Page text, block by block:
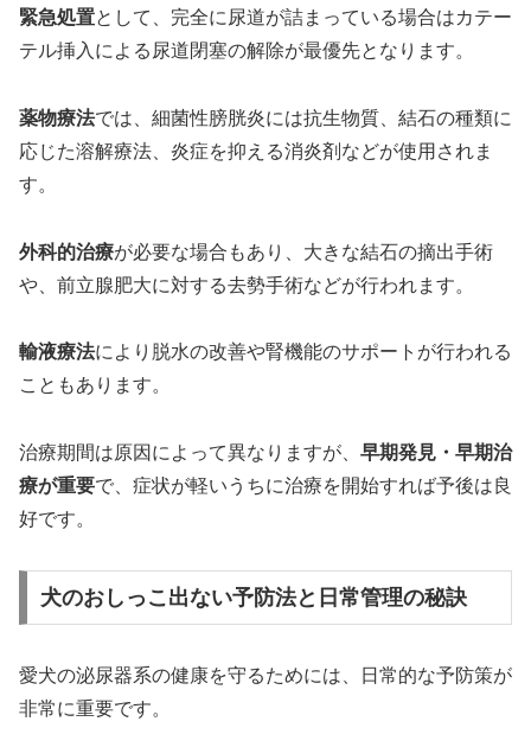
緊急処置として、完全に尿道が詰まっている場合はカテー
テル挿入による尿道閉塞の解除が最優先となります。
薬物療法では、細菌性膀胱炎には抗生物質、結石の種類に
応じた溶解療法、炎症を抑える消炎剤などが使用されま
す。
外科的治療が必要な場合もあり、大きな結石の摘出手術
や、前立腺肥大に対する去勢手術などが行われます。
輸液療法により脱水の改善や腎機能のサポートが行われる
こともあります。
治療期間は原因によって異なりますが、 早期発見・早期治
療が重要で、症状が軽いうちに治療を開始すれば予後は良
好です。
犬のおしっこ出ない予防法と日常管理の秘訣
愛犬の泌尿器系の健康を守るためには、日常的な予防策が
非常に重要です。